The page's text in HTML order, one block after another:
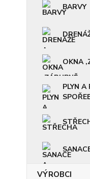
BARVY
OKNA
PLYN A
VÝROBCI